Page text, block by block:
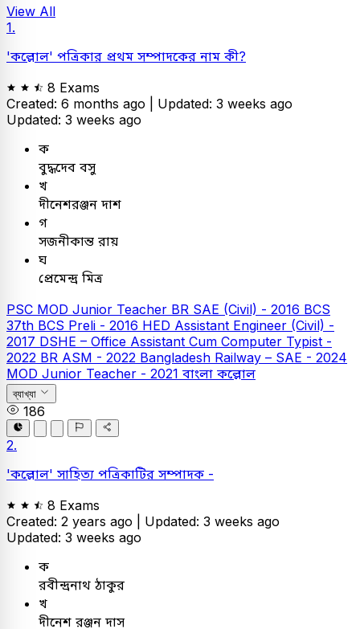
View All
1.
'কল্লোল' পত্রিকার প্রথম সম্পাদকের নাম কী?
8 Exams
Created: 6 months ago | Updated: 3 weeks ago
Updated: 3 weeks ago
ক
বুদ্ধদেব বসু
খ
দীনেশরঞ্জন দাশ
গ
সজনীকান্ত রায়
ঘ
প্রেমেন্দ্র মিত্র
PSC MOD Junior Teacher BR SAE (Civil) - 2016 BCS
37th BCS Preli - 2016 HED Assistant Engineer (Civil) -
2017 DSHE – Office Assistant Cum Computer Typist -
2022 BR ASM - 2022 Bangladesh Railway – SAE - 2024
MOD Junior Teacher - 2021 বাংলা কল্লোল
ব্যাখ্যা
186
2.
'কল্লোল' সাহিত্য পত্রিকাটির সম্পাদক -
8 Exams
Created: 2 years ago | Updated: 3 weeks ago
Updated: 3 weeks ago
ক
রবীন্দ্রনাথ ঠাকুর
খ
দীনেশ রঞ্জন দাস